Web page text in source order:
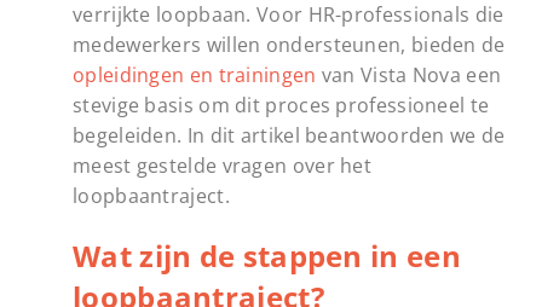
verrijkte loopbaan. Voor HR-professionals die
medewerkers willen ondersteunen, bieden de
opleidingen en trainingen van Vista Nova een
stevige basis om dit proces professioneel te
begeleiden. In dit artikel beantwoorden we de
meest gestelde vragen over het
loopbaantraject.
Wat zijn de stappen in een
loopbaantraject?